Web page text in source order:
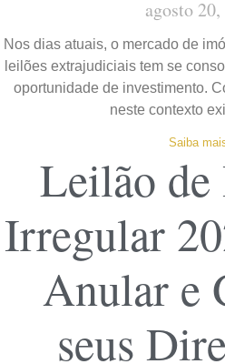
agosto
Nos dias atuais, o mercado de
leilões extrajudiciais tem se
oportunidade de investimento.
neste contexto
Saiba
Leilão de
Irregular
Anular e
seus